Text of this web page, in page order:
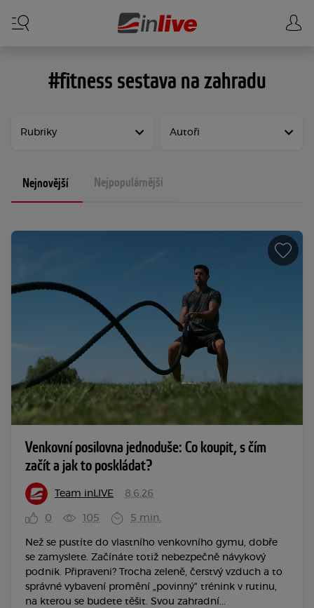
#fitness sestava na zahradu
Nejnovější Nejpopulárnější
Venkovní posilovna jednoduše: Co koupit, s čím
začít a jak to poskládat?
Team inLIVE 8.6.26
0 105 5 min.
Než se pustíte do vlastního venkovního gymu, dobře
se zamyslete. Začínáte totiž nebezpečně návykový
podnik. Připraveni? Trocha zeleně, čerstvý vzduch a to
správné vybavení promění „povinný" trénink v rutinu,
na kterou se budete těšit. Svou zahradní...
Rubriky Autoři